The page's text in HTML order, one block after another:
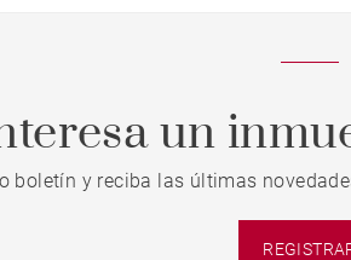
un
boletín y reciba las últimas